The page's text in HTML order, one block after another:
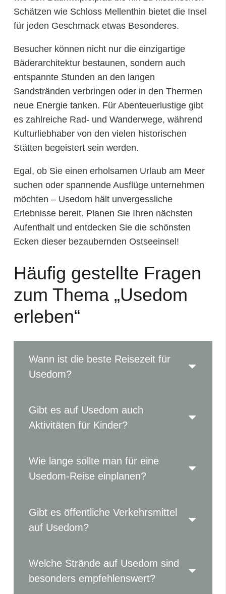
Schätzen wie Schloss Mellenthin bietet die Insel
für jeden Geschmack etwas Besonderes.
Besucher können nicht nur die einzigartige
Bäderarchitektur bestaunen, sondern auch
entspannte Stunden an den langen
Sandstränden verbringen oder in den Thermen
neue Energie tanken. Für Abenteuerlustige gibt
es zahlreiche Rad- und Wanderwege, während
Kulturliebhaber von den vielen historischen
Stätten begeistert sein werden.
Egal, ob Sie einen erholsamen Urlaub am Meer
suchen oder spannende Ausflüge unternehmen
möchten – Usedom hält unvergessliche
Erlebnisse bereit. Planen Sie Ihren nächsten
Aufenthalt und entdecken Sie die schönsten
Ecken dieser bezaubernden Ostseeinsel!
Häufig gestellte Fragen
zum Thema „Usedom
erleben“
Wann ist die beste Reisezeit für
Usedom?
Gibt es auf Usedom auch
Aktivitäten für Kinder?
Wie lange sollte man für eine
Usedom-Reise einplanen?
Gibt es öffentliche Verkehrsmittel
auf Usedom?
Welche Strände auf Usedom sind
besonders empfehlenswert?